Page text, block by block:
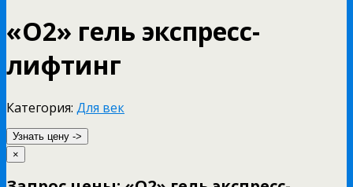
«O2» гель экспресс-
лифтинг
Категория: Для век
Узнать цену ->
×